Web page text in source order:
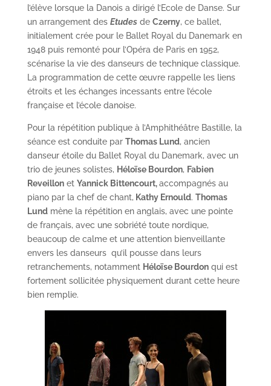
l’élève lorsque la Danois a dirigé l’Ecole de Danse. Sur
un arrangement des Etudesde Czerny, ce ballet,
initialement crée pour le Ballet Royal du Danemark en
1948 puis remonté pour l’Opéra de Paris en 1952,
scénarise la vie des danseurs de technique classique.
La programmation de cette œuvre rappelle les liens
étroits et les échanges incessants entre l’école
française et l’école danoise.
Pour la répétition publique à l’Amphithéâtre Bastille, la
séance est conduite par Thomas Lund, ancien
danseur étoile du Ballet Royal du Danemark, avec un
trio de jeunes solistes, Héloïse Bourdon, Fabien
Reveillonet Yannick Bittencourt,accompagnés au
piano par la chef de chant, Kathy Ernould. Thomas
Lundmène la répétition en anglais, avec une pointe
de français, avec une sobriété toute nordique,
beaucoup de calme et une attention bienveillante
envers les danseurs qu’il pousse dans leurs
retranchements, notamment Héloïse Bourdonqui est
fortement sollicitée physiquement durant cette heure
bien remplie.